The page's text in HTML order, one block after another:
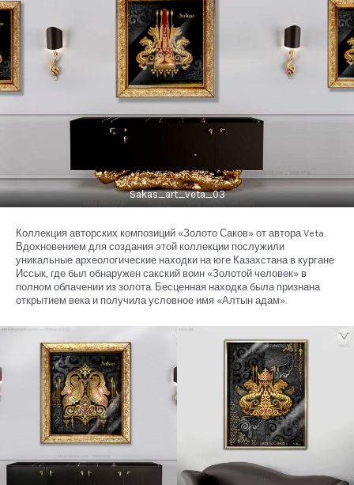
Sakas_art_veta_03
Коллекция авторских композиций «Золото Саков» от автора Veta.
Вдохновением для создания этой коллекции послужили
уникальные археологические находки на юге Казахстана в кургане
Иссык, где был обнаружен сакский воин «Золотой человек» в
полном облачении из золота. Бесценная находка была признана
открытием века и получила условное имя «Алтын адам».